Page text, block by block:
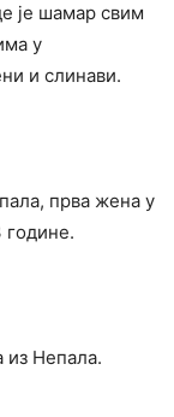
је шамар свим
у
и слинави.
прва жена у
године.
из Непала.